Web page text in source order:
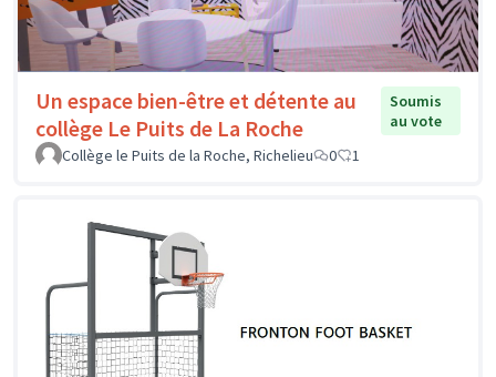
Un espace bien-être et détente au
collège Le Puits de La Roche
Soumis
au vote
Collège le Puits de la Roche, Richelieu
0 1